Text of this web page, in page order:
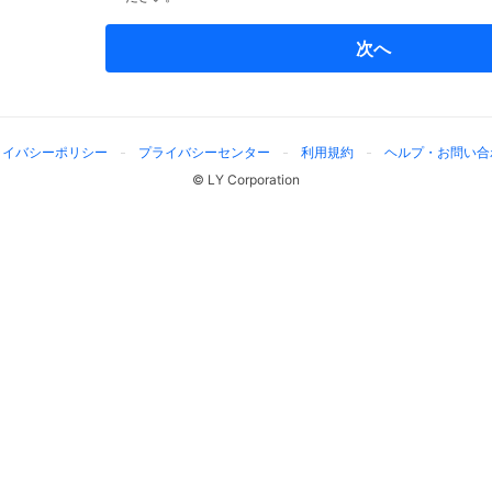
次へ
バシーポリシー プライバシーセンター 利用規約
ヘルプ・お問い
© LY Corporation